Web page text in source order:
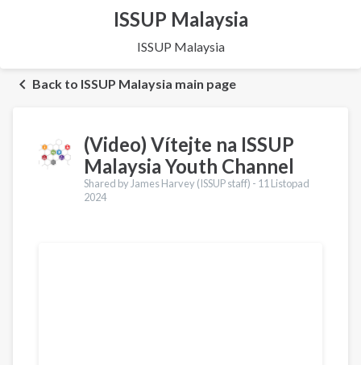
ISSUP Malaysia
ISSUP Malaysia
Back to ISSUP Malaysia main page
(Video) Vítejte na ISSUP
Malaysia Youth Channel
Shared by James Harvey (ISSUP staff) - 11 Listopad
2024